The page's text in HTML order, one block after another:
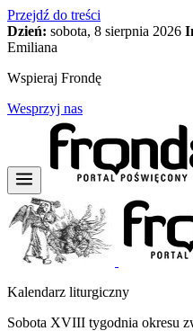
Przejdź do treści
Dzień: sobota, 8 sierpnia 2026
Emiliana
Wspieraj Frondę
Wesprzyj nas
Kalendarz liturgiczny
Sobota XVIII tygodnia okresu